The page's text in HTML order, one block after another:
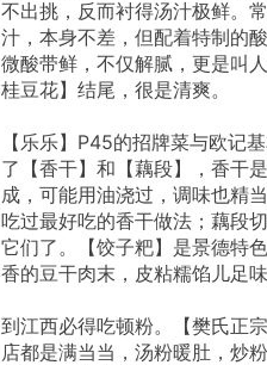
不出挑，反而衬得汤汁极鲜。
汁，本身不差，但配着特制的
微酸带鲜，不仅解腻，更是叫
桂豆花】结尾，很是清爽。
【乐乐】P45的招牌菜与欧记
了【香干】和【藕段】，香干
成，可能用油浇过，调味也精
吃过最好吃的香干做法；藕段
它们了。【饺子粑】是景德特
香的豆干肉末，皮粘糯馅儿足味
到江西必得吃顿粉。【樊氏正
店都是满当当，汤粉暖肚，炒